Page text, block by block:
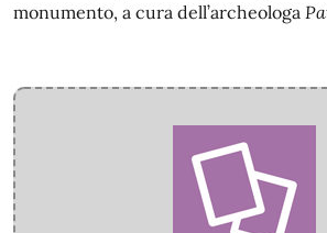
monumento, a cura dell’archeologa